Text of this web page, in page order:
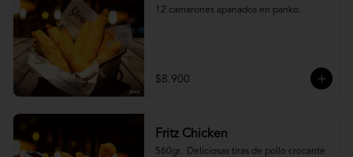
12 camarones apanados en panko.
$8.900
Fritz Chicken
560gr.  Deliciosas tiras de pollo crocante